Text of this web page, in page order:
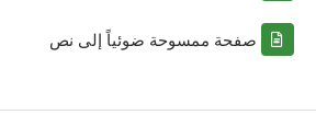
صفحة ممسوحة ضوئياً إلى نص